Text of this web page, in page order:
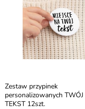
Zestaw przypinek
personalizowanych TWÓJ
TEKST 12szt.